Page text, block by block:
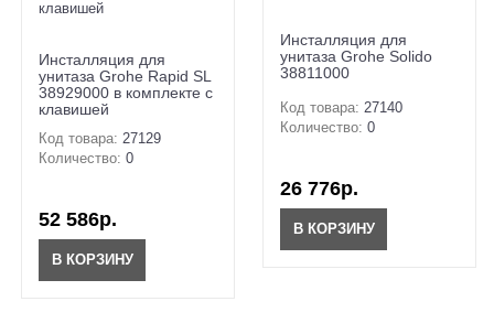
Инсталляция для
унитаза Grohe Rapid SL
38929000 в комплекте с
клавишей
Код товара: 27129
Количество: 0
52 586р.
В КОРЗИНУ
Инсталляция для
унитаза Grohe Solido
38811000
Код товара: 27140
Количество: 0
26 776р.
В КОРЗИНУ